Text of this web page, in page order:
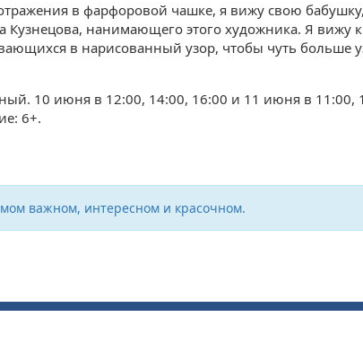
в фарфоровой чашке, я вижу свою
нанимающего этого художника. Я вижу
в нарисованный узор, чтобы чуть больше
10 июня в 12:00, 14:00, 16:00 и 11 июня в 11:00,
6+.
важном, интересном и красочном.